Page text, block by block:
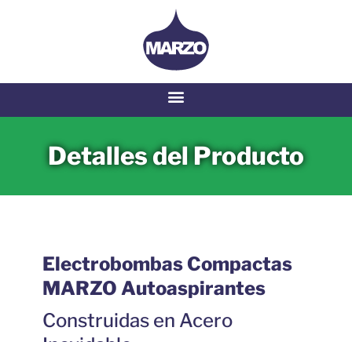
Detalles del Producto
Electrobombas Compactas
MARZO Autoaspirantes
Construidas en Acero